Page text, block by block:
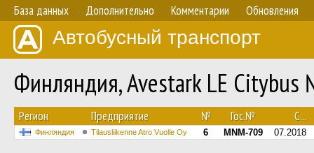
База данных Дополнительно Комментарии Обновления
Автобусный транспорт
Финляндия, Avestark LE
Регион Предприятие № Гос.№ С...
Финляндия Tilausliikenne Atro Vuolle Oy 6 MNM-709 07.2018